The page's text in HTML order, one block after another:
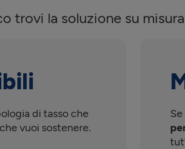
trovi la soluzione su
di tasso che
vuoi sostenere.